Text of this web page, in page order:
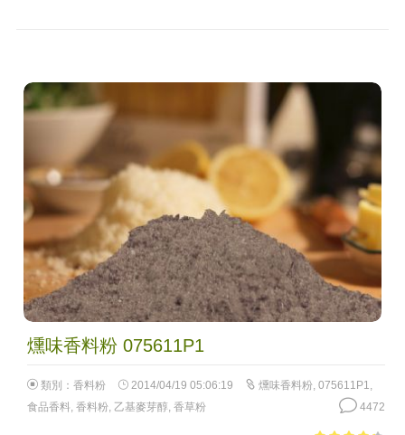
燻味香料粉 075611P1
類別： 香料粉 2014/04/19 05:06:19 燻味香料粉, 075611P1,
食品香料, 香料粉, 乙基麥芽醇, 香草粉 4472